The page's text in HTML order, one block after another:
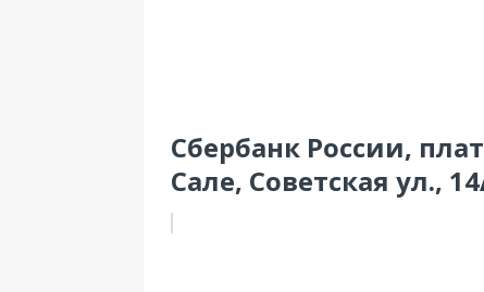
Сбербанк России,
Сале, Советская ул.,